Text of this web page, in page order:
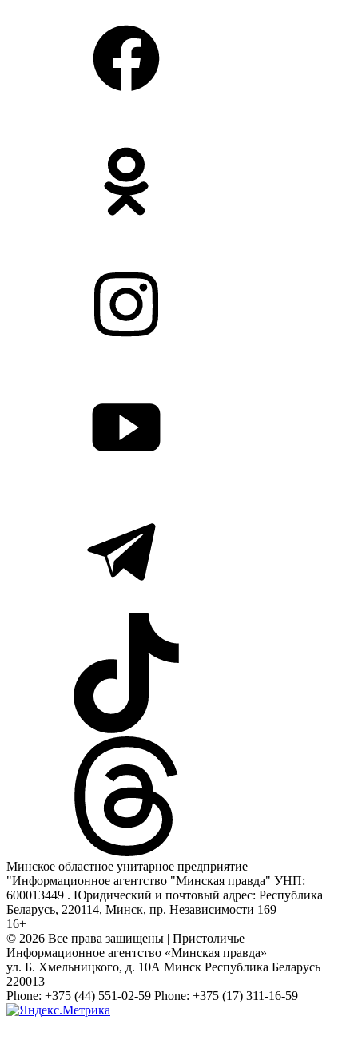
Минское областное унитарное предприятие
"Информационное агентство "Минская правда" УНП:
600013449 . Юридический и почтовый адрес: Республика
Беларусь, 220114, Минск, пр. Независимости 169
16+
© 2026 Все права защищены | Пристоличье
Информационное агентство «Минская правда»
ул. Б. Хмельницкого, д. 10А Минск Республика Беларусь
220013
Phone: +375 (44) 551-02-59 Phone: +375 (17) 311-16-59